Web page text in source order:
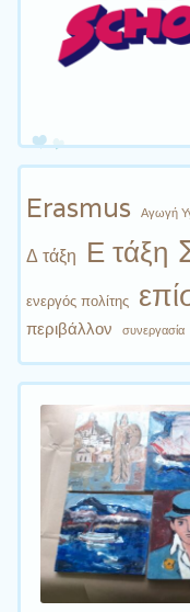
Erasmus Αγωγή
Δ τάξη Ε τάξη
ενεργός πολίτης
περιβάλλον
συνεργασία